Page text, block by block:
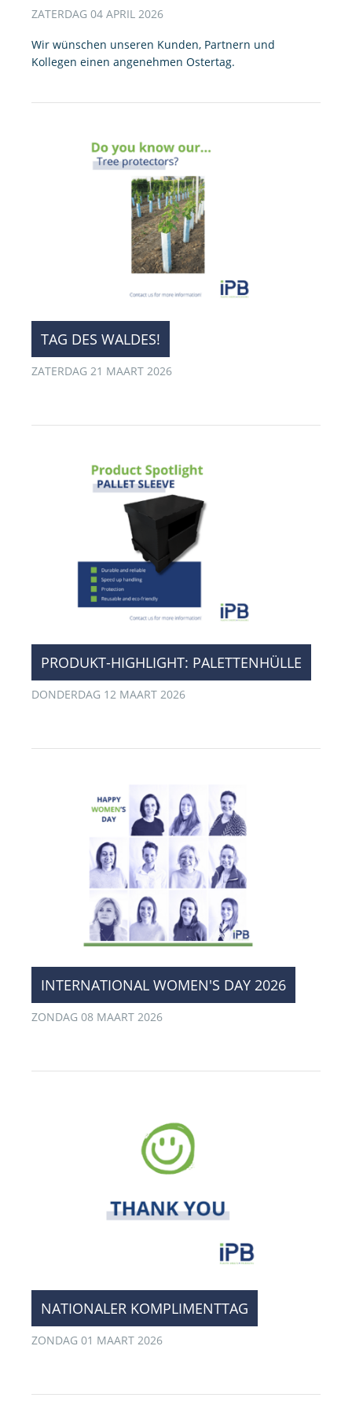
ZATERDAG 04 APRIL 2026
Wir wünschen unseren Kunden, Partnern und
Kollegen einen angenehmen Ostertag.
TAG DES WALDES!
ZATERDAG 21 MAART 2026
PRODUKT-HIGHLIGHT: PALETTENHÜLLE
DONDERDAG 12 MAART 2026
INTERNATIONAL WOMEN'S DAY 2026
ZONDAG 08 MAART 2026
NATIONALER KOMPLIMENTTAG
ZONDAG 01 MAART 2026